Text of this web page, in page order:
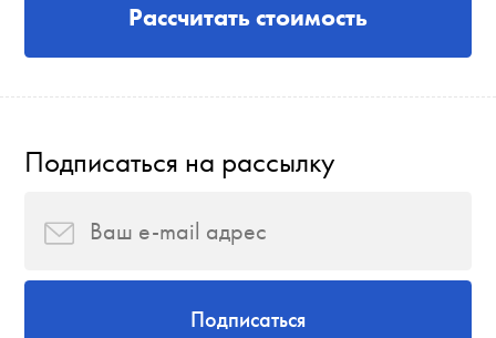
Рассчитать стоимость
Подписаться на рассылку
Подписаться